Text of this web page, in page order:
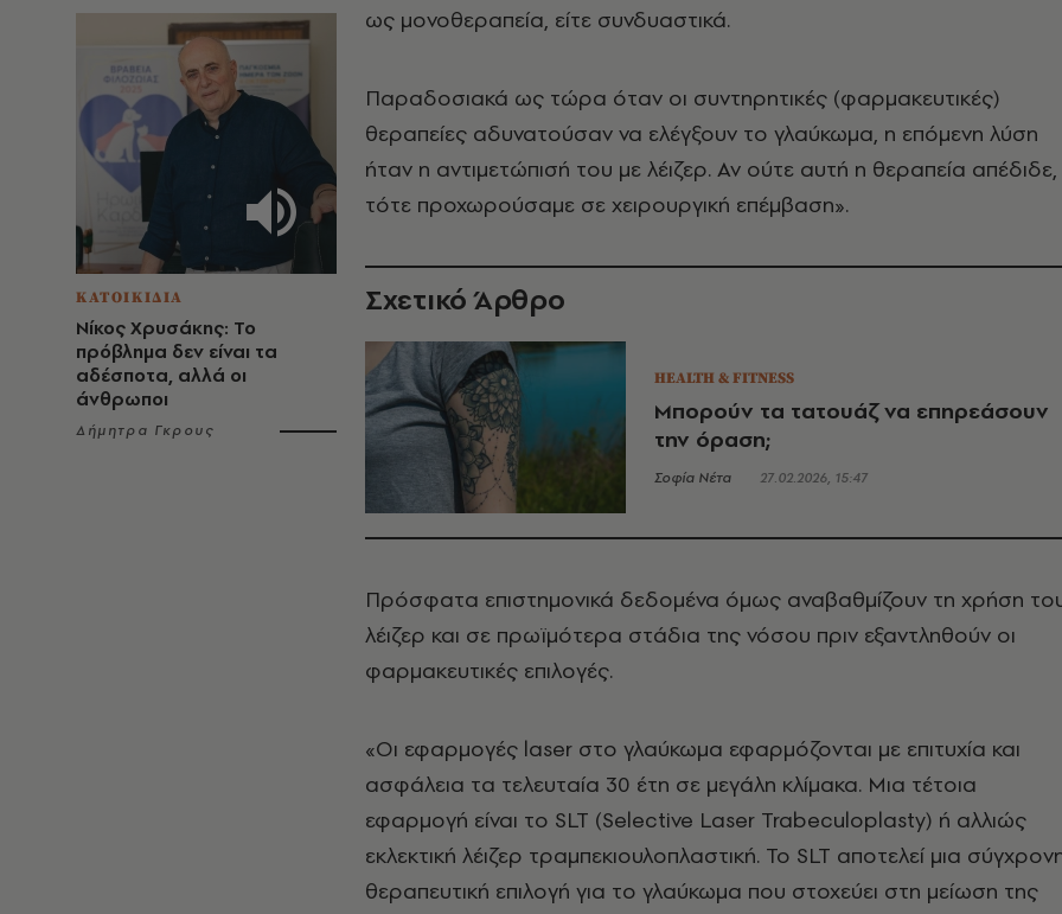
ΚΑΤΟΙΚΙΔΙΑ
Νίκος Χρυσάκης: Το
πρόβλημα δεν είναι τα
αδέσποτα, αλλά οι
άνθρωποι
Δήμητρα Γκρους
ως μονοθεραπεία, είτε συνδυαστικά.
Παραδοσιακά ως τώρα όταν οι συντηρητικές (φαρμακευτικές)
θεραπείες αδυνατούσαν να ελέγξουν το γλαύκωμα, η επόμενη λύση
ήταν η αντιμετώπισή του με λέιζερ. Αν ούτε αυτή η θεραπεία απέδιδε,
τότε προχωρούσαμε σε χειρουργική επέμβαση».
Σχετικό Άρθρο
HEALTH & FITNESS
Μπορούν τα τατουάζ να επηρεάσουν
την όραση;
Σοφία Νέτα 27.02.2026, 15:47
Πρόσφατα επιστημονικά δεδομένα όμως αναβαθμίζουν τη χρήση
λέιζερ και σε πρωϊμότερα στάδια της νόσου πριν εξαντληθούν οι
φαρμακευτικές επιλογές.
«Oι εφαρμογές laser στο γλαύκωμα εφαρμόζονται με επιτυχία και
ασφάλεια τα τελευταία 30 έτη σε μεγάλη κλίμακα. Μια τέτοια
εφαρμογή είναι το SLT (Selective Laser Trabeculoplasty) ή αλλιώς
εκλεκτική λέιζερ τραμπεκιουλοπλαστική. Το SLT αποτελεί μια
θεραπευτική επιλογή για το γλαύκωμα που στοχεύει στη μείωση της